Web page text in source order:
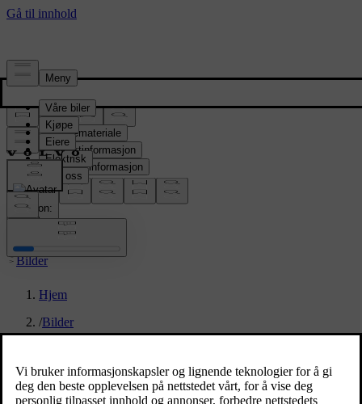
Presserom
Pressemateriale
Produktinformasjon
Selskapsinformasjon
Mediekontakter
location:
NO
Bilder
Hjem
/Bilder
Volvo Cars reveals the new XC70 – a plug-in hybrid for
every journey